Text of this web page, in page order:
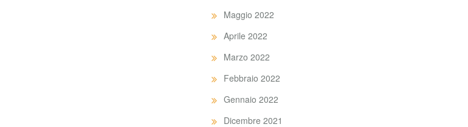
Maggio 2022
Aprile 2022
Marzo 2022
Febbraio 2022
Gennaio 2022
Dicembre 2021